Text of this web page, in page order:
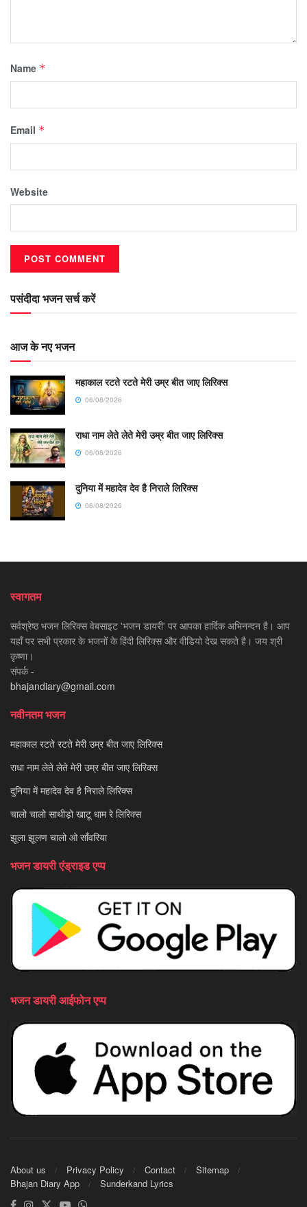
Name *
Email *
Website
पसंदीदा भजन सर्च करें
आज के नए भजन
महाकाल रटते रटते मेरी उम्र बीत जाए लिरिक्स
06/08/2026
राधा नाम लेते लेते मेरी उम्र बीत जाए लिरिक्स
06/08/2026
दुनिया में महादेव देव है निराले लिरिक्स
06/08/2026
स्वागतम
सर्वश्रेष्ठ भजन लिरिक्स वेबसाइट 'भजन डायरी' पर आपका हार्दिक अभिनन्दन है। आप
यहाँ पर सभी प्रकार के भजनों के हिंदी लिरिक्स और वीडियो देख सकते है। जय श्री
कृष्णा।
संपर्क -
bhajandiary@gmail.com
नवीनतम भजन
महाकाल रटते रटते मेरी उम्र बीत जाए लिरिक्स
राधा नाम लेते लेते मेरी उम्र बीत जाए लिरिक्स
दुनिया में महादेव देव है निराले लिरिक्स
चालो चालो साथीड़ो खाटू धाम रे लिरिक्स
झूला झूलण चालो ओ साँवरिया
भजन डायरी एंड्राइड एप्प
भजन डायरी आईफोन एप्प
About us Privacy Policy Contact
Sitemap
Bhajan Diary App
Sunderkand Lyrics